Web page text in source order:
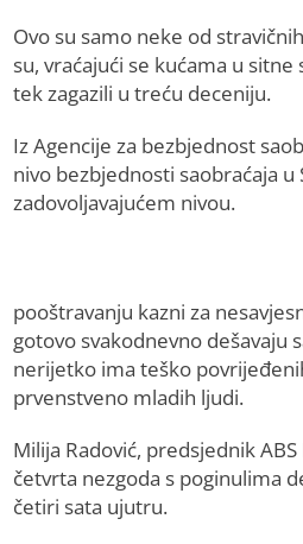
Ovo su samo neke od
su, vraćajući se kućama u
tek zagazili u treću deceniju.
Iz Agencije za bezbjednost
nivo bezbjednosti saobraćaja u
zadovoljavajućem nivou.
pooštravanju kazni za
gotovo svakodnevno dešavaju
nerijetko ima teško
prvenstveno mladih ljudi.
Milija Radović, predsjednik ABS
četvrta nezgoda s poginulima
četiri sata ujutru.